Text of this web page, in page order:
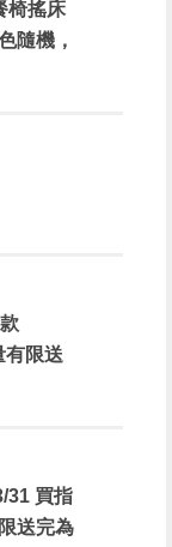
椅搖床
隨機，
限送
31 買指
送完為